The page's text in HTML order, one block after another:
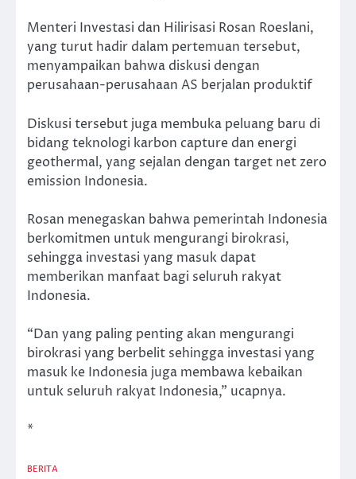
Menteri Investasi dan Hilirisasi Rosan Roeslani,
yang turut hadir dalam pertemuan tersebut,
menyampaikan bahwa diskusi dengan
perusahaan-perusahaan AS berjalan produktif
Diskusi tersebut juga membuka peluang baru di
bidang teknologi karbon capture dan energi
geothermal, yang sejalan dengan target net zero
emission Indonesia.
Rosan menegaskan bahwa pemerintah Indonesia
berkomitmen untuk mengurangi birokrasi,
sehingga investasi yang masuk dapat
memberikan manfaat bagi seluruh rakyat
Indonesia.
“Dan yang paling penting akan mengurangi
birokrasi yang berbelit sehingga investasi yang
masuk ke Indonesia juga membawa kebaikan
untuk seluruh rakyat Indonesia,” ucapnya.
*
BERITA